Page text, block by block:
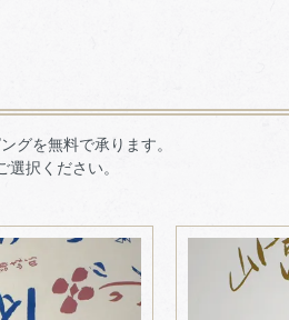
グを無料で承ります。
択ください。